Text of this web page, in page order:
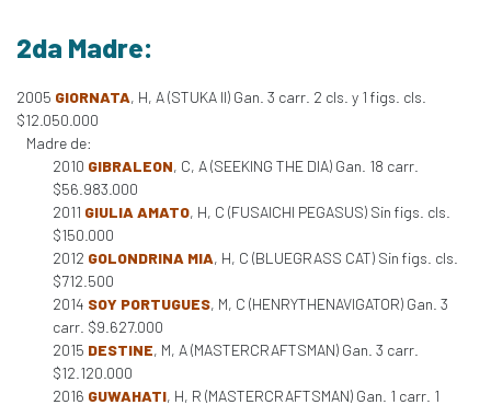
2da Madre:
2005 GIORNATA, H, A (STUKA II) Gan. 3 carr. 2 cls. y 1 figs. cls.
$12.050.000
Madre de:
2010 GIBRALEON, C, A (SEEKING THE DIA) Gan. 18 carr.
$56.983.000
2011 GIULIA AMATO, H, C (FUSAICHI PEGASUS) Sin figs. cls.
$150.000
2012 GOLONDRINA MIA, H, C (BLUEGRASS CAT) Sin figs. cls.
$712.500
2014 SOY PORTUGUES, M, C (HENRYTHENAVIGATOR) Gan. 3
carr. $9.627.000
2015 DESTINE, M, A (MASTERCRAFTSMAN) Gan. 3 carr.
$12.120.000
2016 GUWAHATI, H, R (MASTERCRAFTSMAN) Gan. 1 carr. 1